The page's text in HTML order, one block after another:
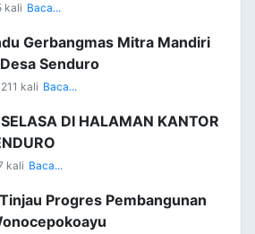
kali Baca...
Gerbangmas Mitra Mandiri
Senduro
211 kali Baca...
DI HALAMAN KANTOR
kali Baca...
Progres Pembangunan